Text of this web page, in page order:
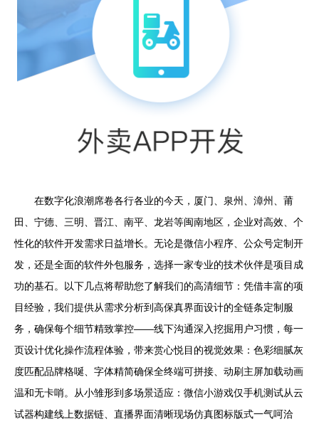
在数字化浪潮席卷各行各业的今天，厦门、泉州、漳州、莆
田、宁德、三明、晋江、南平、龙岩等闽南地区，企业对高效、个
性化的软件开发需求日益增长。无论是微信小程序、公众号定制开
发，还是全面的软件外包服务，选择一家专业的技术伙伴是项目成
功的基石。以下几点将帮助您了解我们的高清细节：凭借丰富的项
目经验，我们提供从需求分析到高保真界面设计的全链条定制服
务，确保每个细节精致掌控——线下沟通深入挖掘用户习惯，每一
页设计优化操作流程体验，带来赏心悦目的视觉效果：色彩细腻灰
度匹配品牌格唌、字体精简确保全终端可拼接、动刷主屏加载动画
温和无卡哨。从小雏形到多场景适应：微信小游戏仅手机测试从云
试器构建线上数据链、直播界面清晰现场仿真图标版式一气呵洽